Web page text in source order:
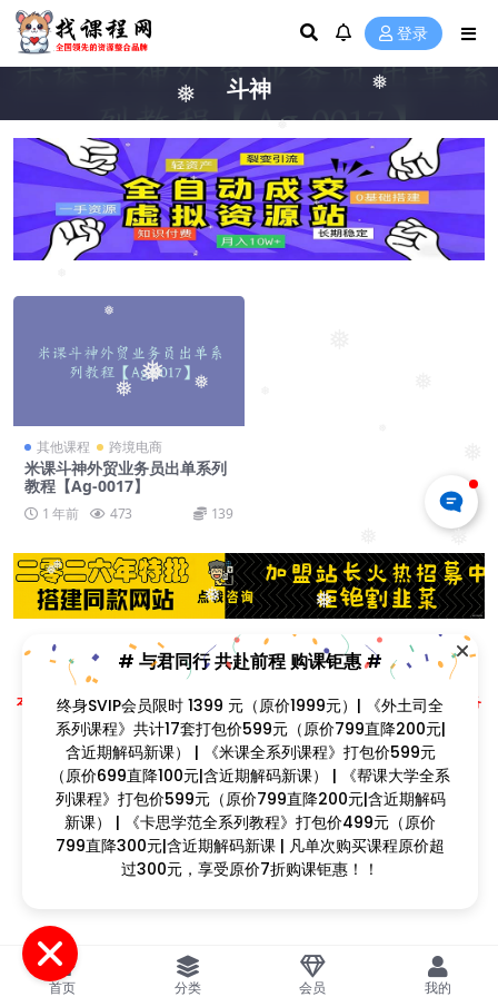
❅
❅
❅
❅
❅
❅
❅
❅
❅
❅
❅
❅
❅
❅
❅
❅
❅
❅
❅
❅
❅
登录
斗神
其他课程 跨境电商
米课斗神外贸业务员出单系列
教程【Ag-0017】
1 年前 473 139
Copyright © 2023
- All rights reserved
本站支持课程资源互换，优质课程资源互换请联系微信在线客服：zkcw598 (备
注：课程互换)
闽ICP备2022077749号
首页 分类 会员 我的
# 与君同行 共赴前程 购课钜惠 #
终身SVIP会员限时 1399 元（原价1999元）| 《外土司全
系列课程》共计17套打包价599元（原价799直降200元|
含近期解码新课） | 《米课全系列课程》打包价599元
（原价699直降100元|含近期解码新课） | 《帮课大学全系
列课程》打包价599元（原价799直降200元|含近期解码
新课） | 《卡思学范全系列教程》打包价499元（原价
799直降300元|含近期解码新课 | 凡单次购买课程原价超
过300元，享受原价7折购课钜惠！！